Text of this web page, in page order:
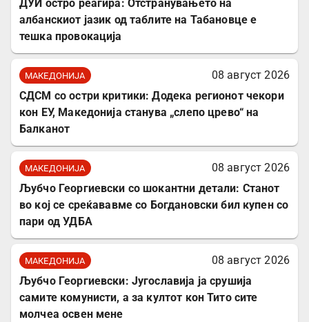
ДУИ остро реагира: Отстранувањето на
албанскиот јазик од таблите на Табановце е
тешка провокација
МАКЕДОНИЈА
08 август 2026
СДСМ со остри критики: Додека регионот чекори
кон ЕУ, Македонија станува „слепо црево“ на
Балканот
МАКЕДОНИЈА
08 август 2026
Љубчо Георгиевски со шокантни детали: Станот
во кој се среќававме со Богдановски бил купен со
пари од УДБА
МАКЕДОНИЈА
08 август 2026
Љубчо Георгиевски: Југославија ја срушија
самите комунисти, а за култот кон Тито сите
молчеа освен мене